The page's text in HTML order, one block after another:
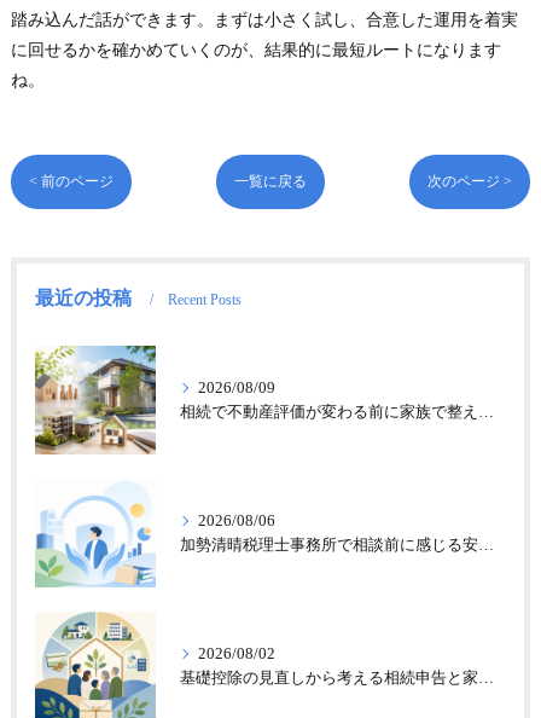
踏み込んだ話ができます。まずは小さく試し、合意した運用を着実
に回せるかを確かめていくのが、結果的に最短ルートになります
ね。
< 前のページ 一覧に戻る 次のページ >
最近の投稿 Recent Posts
2026/08/09
2026/08/06
加勢清晴税理士事務所で相談前に感じる安心感
2026/08/02